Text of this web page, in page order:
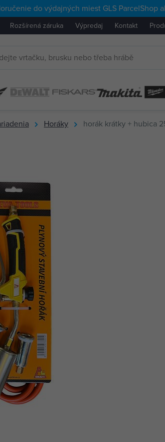
do výdajných miest GLS ParcelShop
Rozšírená záruka Výpredaj Kontakt
Horáky horák krátky + hubica